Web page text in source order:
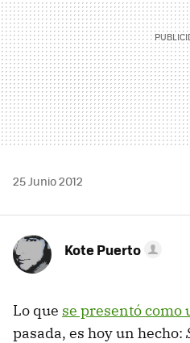
25 Junio 2012
Kote Puerto
Lo que se presentó como
pasada, es hoy un hecho: